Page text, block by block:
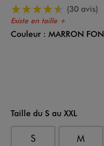
Existe en taille +
4.5/5 de moyenne
(30 avis)
Couleur
Couleur : MARRON
Taille du S au XXL
S M